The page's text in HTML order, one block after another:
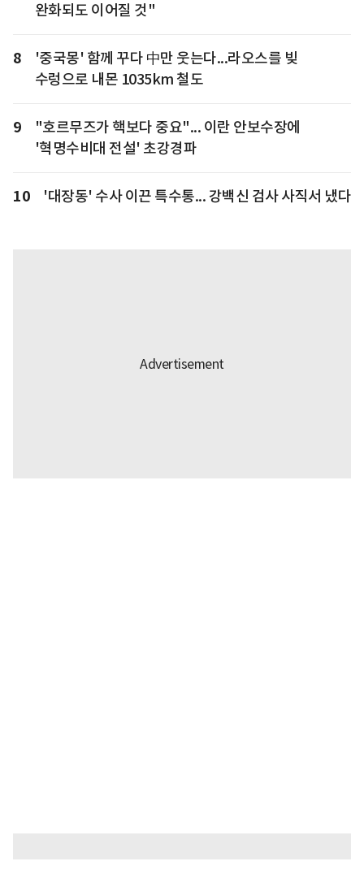
완화되도 이어질 것"
8
'중국몽' 함께 꾸다 中만 웃는다...라오스를 빚
수렁으로 내몬 1035km 철도
9
"호르무즈가 핵보다 중요"... 이란 안보수장에
'혁명수비대 전설' 초강경파
10 '대장동' 수사 이끈 특수통... 강백신 검사 사직서 냈다